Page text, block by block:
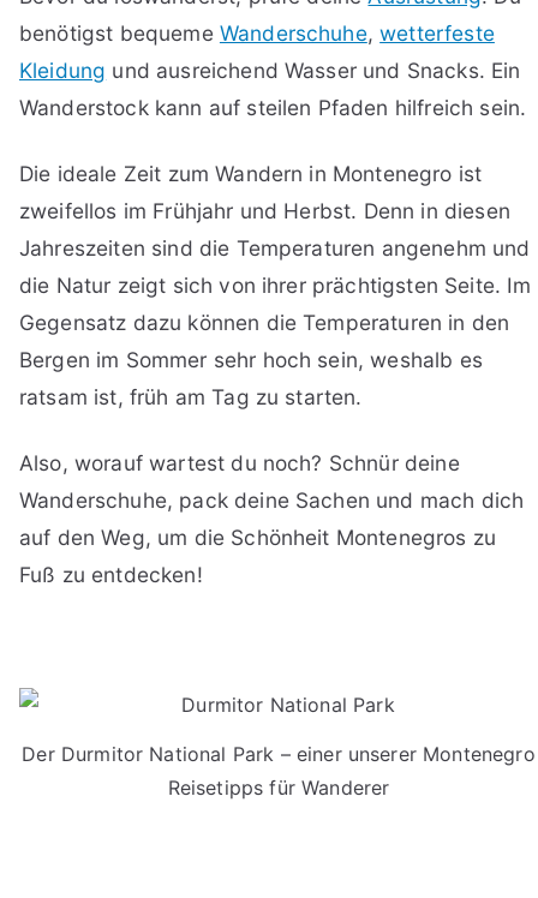
benötigst bequeme Wanderschuhe,wetterfeste
Kleidung und ausreichend Wasser und Snacks. Ein
Wanderstock kann auf steilen Pfaden hilfreich sein.
Die ideale Zeit zum Wandern in Montenegro ist
zweifellos im Frühjahr und Herbst. Denn in diesen
Jahreszeiten sind die Temperaturen angenehm und
die Natur zeigt sich von ihrer prächtigsten Seite. Im
Gegensatz dazu können die Temperaturen in den
Bergen im Sommer sehr hoch sein, weshalb es
ratsam ist, früh am Tag zu starten.
Also, worauf wartest du noch? Schnür deine
Wanderschuhe, pack deine Sachen und mach dich
auf den Weg, um die Schönheit Montenegros zu
Fuß zu entdecken!
Der Durmitor National Park – einer unserer Montenegro
Reisetipps für Wanderer